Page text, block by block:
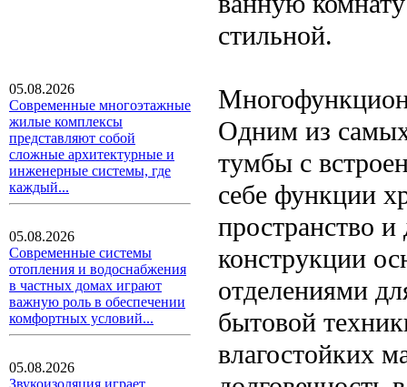
05.08.2026
Современные многоэтажные
жилые комплексы
представляют собой
сложные архитектурные и
инженерные системы, где
каждый...
05.08.2026
Современные системы
отопления и водоснабжения
в частных домах играют
важную роль в обеспечении
комфортных условий...
05.08.2026
Звукоизоляция играет
стильной.
Одним из
тумбы с
себе функции
пространство
конструкции
отделениями
бытовой
влагостойких